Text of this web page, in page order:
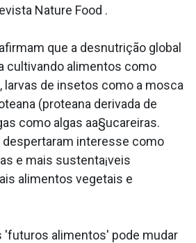
Nature Food .
que a desnutrição global
cultivando alimentos como
larvas de insetos como a mosca
(protea­na derivada de
como algas aa§ucareiras.
interesse como
e mais sustenta¡veis
alimentos vegetais e
'futuros alimentos' pode mudar